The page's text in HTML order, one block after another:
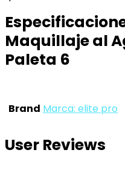
Maquillaje al
Paleta 6
Brand Marca: elite pro
User Reviews